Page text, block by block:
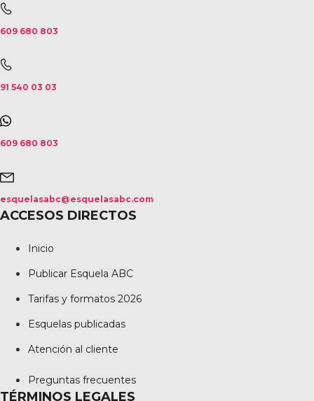
609 680 803
91 540 03 03
609 680 803
esquelasabc@esquelasabc.com
ACCESOS DIRECTOS
Inicio
Publicar Esquela ABC
Tarifas y formatos 2026
Esquelas publicadas
Atención al cliente
Preguntas frecuentes
TÉRMINOS LEGALES